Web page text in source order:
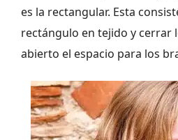
es la rectangular. Esta
rectángulo en tejido y cerrar
abierto el espacio para los